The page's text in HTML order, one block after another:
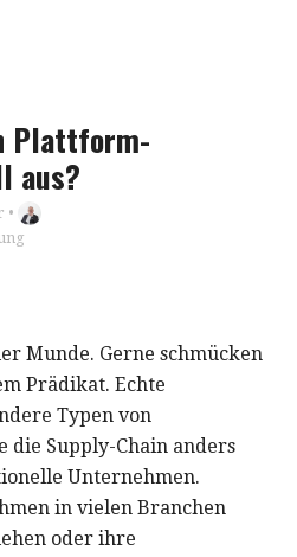
Plattform-
aus?
•
Munde. Gerne schmücken
Prädikat. Echte
Typen von
die Supply-Chain anders
Unternehmen.
in vielen Branchen
oder ihre